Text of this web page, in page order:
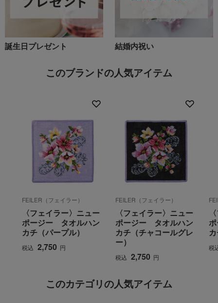
誕生日プレゼント 結婚内祝い
このブランドの人気アイテム
FEILER（フェイラー）
〈フェイラー〉ニュー
ポージー タオルハン
カチ（パープル）
税込 2,750 円
FEILER（フェイラー）
〈フェイラー〉ニュー
ポージー タオルハン
カチ（チャコールグレ
ー）
税込 2,750 円
税
このカテゴリの人気アイテム